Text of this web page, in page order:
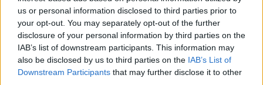
us or personal information disclosed to third parties prior to
your opt-out. You may separately opt-out of the further
disclosure of your personal information by third parties on the
IAB’s list of downstream participants. This information may
also be disclosed by us to third parties on the IAB’s List of
Downstream Participants that may further disclose it to other